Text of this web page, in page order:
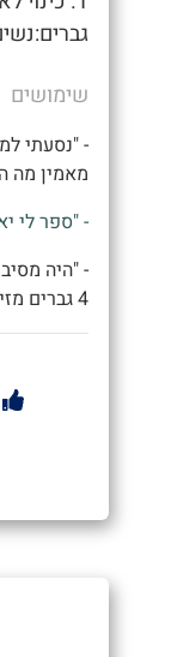
גברים:נשים בו
שימושים
מאמין מה
- "ספר לי
- "היה
4 גברים מזיעים"